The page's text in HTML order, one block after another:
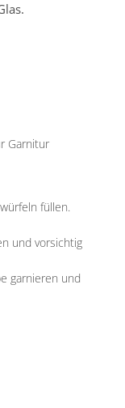
Garnitur
füllen.
und vorsichtig
garnieren und